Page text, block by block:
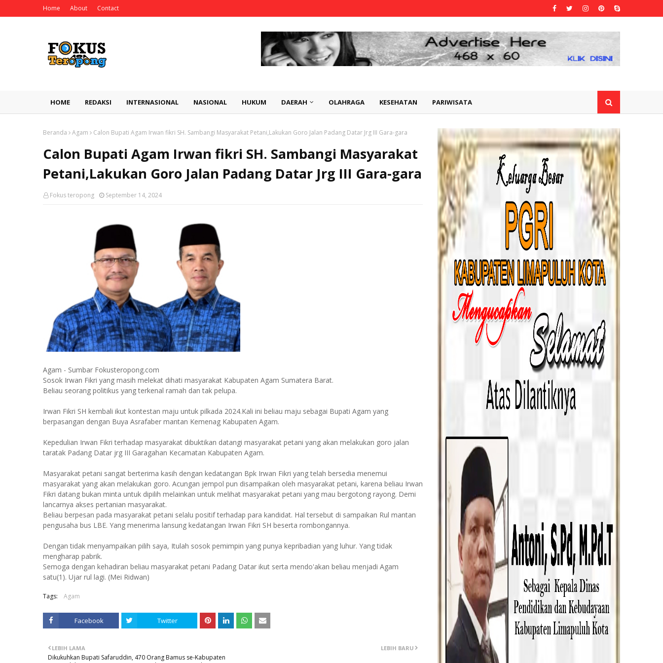
Home About Contact
HOME REDAKSI INTERNASIONAL NASIONAL HUKUM DAERAH OLAHRAGA KESEHATAN PARIWISATA
Beranda Agam Calon Bupati Agam Irwan fikri SH. Sambangi Masyarakat Petani,Lakukan Goro Jalan Padang Datar Jrg III Gara-gara
Calon Bupati Agam Irwan fikri SH. Sambangi Masyarakat
Petani,Lakukan Goro Jalan Padang Datar Jrg III Gara-gara
Fokus teropong September 14, 2024
Agam - Sumbar Fokusteropong.com
Sosok Irwan Fikri yang masih melekat dihati masyarakat Kabupaten Agam Sumatera Barat.
Beliau seorang politikus yang terkenal ramah dan tak pelupa.
Irwan Fikri SH kembali ikut kontestan maju untuk pilkada 2024.Kali ini beliau maju sebagai Bupati Agam yang
berpasangan dengan Buya Asrafaber mantan Kemenag Kabupaten Agam.
Kepedulian Irwan Fikri terhadap masyarakat dibuktikan datangi masyarakat petani yang akan melakukan goro jalan
taratak Padang Datar jrg III Garagahan Kecamatan Kabupaten Agam.
Masyarakat petani sangat berterima kasih dengan kedatangan Bpk Irwan Fikri yang telah bersedia menemui
masyarakat yang akan melakukan goro. Acungan jempol pun disampaikan oleh masyarakat petani, karena beliau Irwan
Fikri datang bukan minta untuk dipilih melainkan untuk melihat masyarakat petani yang mau bergotong rayong. Demi
lancarnya akses pertanian masyarakat.
Beliau berpesan pada masyarakat petani selalu positif terhadap para kandidat. Hal tersebut di sampaikan Rul mantan
pengusaha bus LBE. Yang menerima lansung kedatangan Irwan Fikri SH beserta rombongannya.
Dengan tidak menyampaikan pilih saya, Itulah sosok pemimpin yang punya kepribadian yang luhur. Yang tidak
mengharap pabrik.
Semoga dengan kehadiran beliau masyarakat petani Padang Datar ikut serta mendo'akan beliau menjadi Agam
satu(1). Ujar rul lagi. (Mei Ridwan)
Tags: Agam
Facebook Twitter
LEBIH BARU
LEBIH LAMA
Dikukuhkan Bupati Safaruddin, 470 Orang Bamus se-Kabupaten